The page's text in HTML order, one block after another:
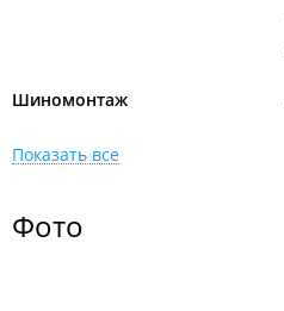
Шиномонтаж
Показать все
Фото